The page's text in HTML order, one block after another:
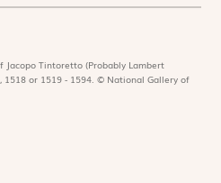
Jacopo Tintoretto (Probably Lambert
1518 or 1519 - 1594. © National Gallery of